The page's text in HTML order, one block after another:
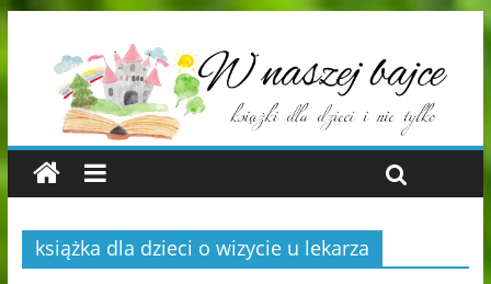
książka dla dzieci o wizycie u lekarza